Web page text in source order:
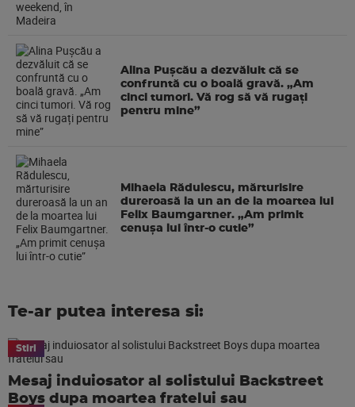
Alina Pușcău a dezvăluit că se
confruntă cu o boală gravă. „Am
cinci tumori. Vă rog să vă rugați
pentru mine”
Mihaela Rădulescu, mărturisire
dureroasă la un an de la moartea lui
Felix Baumgartner. „Am primit
cenușa lui într-o cutie”
Te-ar putea interesa si:
Stiri
Mesaj induiosator al solistului Backstreet
Boys dupa moartea fratelui sau